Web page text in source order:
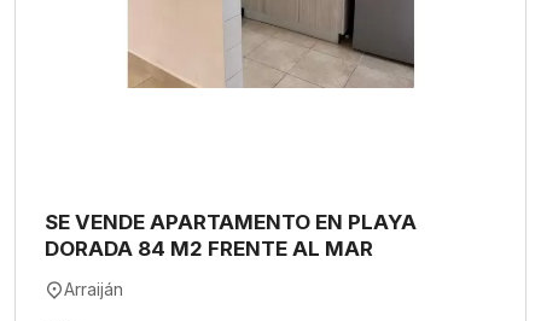
SE VENDE APARTAMENTO EN PLAYA
DORADA 84 M2 FRENTE AL MAR
Arraiján